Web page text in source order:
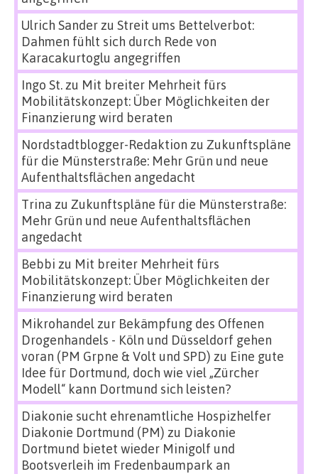
Ulrich Sanderzu Streit ums Bettelverbot:
Dahmen fühlt sich durch Rede von
Karacakurtoglu angegriffen
Ingo St.zu Mit breiter Mehrheit fürs
Mobilitätskonzept: Über Möglichkeiten der
Finanzierung wird beraten
Nordstadtblogger-Redaktion zu Zukunftspläne
für die Münsterstraße: Mehr Grün und neue
Aufenthaltsflächen angedacht
Trina zu Zukunftspläne für die Münsterstraße:
Mehr Grün und neue Aufenthaltsflächen
angedacht
Bebbi zu Mit breiter Mehrheit fürs
Mobilitätskonzept: Über Möglichkeiten der
Finanzierung wird beraten
Mikrohandel zur Bekämpfung des Offenen
Drogenhandels - Köln und Düsseldorf gehen
voran (PM Grpne & Volt und SPD) zu Eine gute
Idee für Dortmund, doch wie viel „Zürcher
Modell“ kann Dortmund sich leisten?
Diakonie sucht ehrenamtliche Hospizhelfer
Diakonie Dortmund (PM) zu Diakonie
Dortmund bietet wieder Minigolf und
Bootsverleih im Fredenbaumpark an